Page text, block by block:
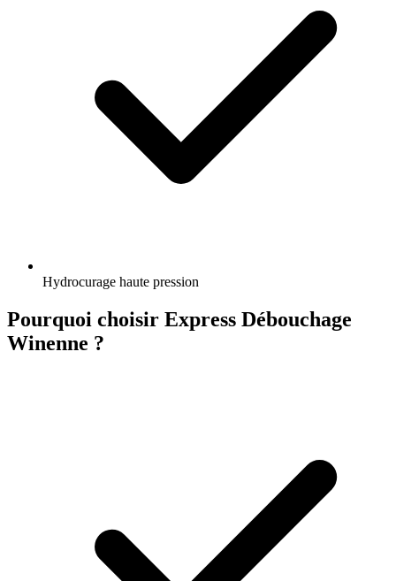
Hydrocurage haute pression
Pourquoi choisir Express Débouchage
Winenne ?